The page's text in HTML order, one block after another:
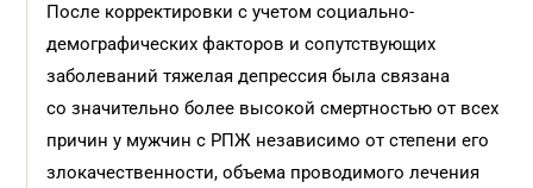
После корректировки с учетом социально-
демографических факторов и сопутствующих
заболеваний тяжелая депрессия была связана
со значительно более высокой смертностью от всех
причин у мужчин с РПЖ независимо от степени его
злокачественности, объема проводимого лечения